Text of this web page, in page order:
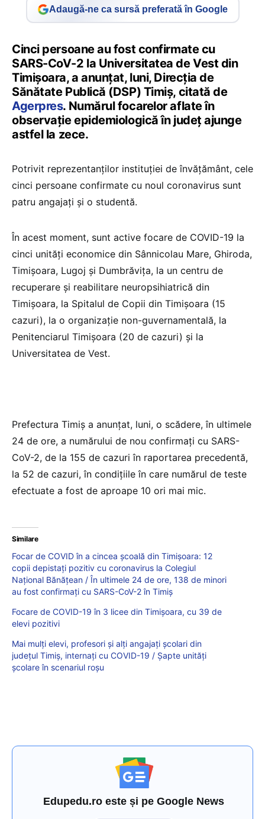
Adaugă-ne ca sursă preferată în Google
Cinci persoane au fost confirmate cu
SARS-CoV-2 la Universitatea de Vest din
Timișoara, a anunţat, luni, Direcţia de
Sănătate Publică (DSP) Timiş, citată de
Agerpres. Numărul focarelor aflate în
observaţie epidemiologică în judeţ ajunge
astfel la zece.
Potrivit reprezentanţilor instituţiei de învăţământ, cele
cinci persoane confirmate cu noul coronavirus sunt
patru angajaţi şi o studentă.
În acest moment, sunt active focare de COVID-19 la
cinci unităţi economice din Sânnicolau Mare, Ghiroda,
Timişoara, Lugoj şi Dumbrăviţa, la un centru de
recuperare şi reabilitare neuropsihiatrică din
Timişoara, la Spitalul de Copii din Timişoara (15
cazuri), la o organizaţie non-guvernamentală, la
Penitenciarul Timişoara (20 de cazuri) şi la
Universitatea de Vest.
Prefectura Timiş a anunţat, luni, o scădere, în ultimele
24 de ore, a numărului de nou confirmaţi cu SARS-
CoV-2, de la 155 de cazuri în raportarea precedentă,
la 52 de cazuri, în condiţiile în care numărul de teste
efectuate a fost de aproape 10 ori mai mic.
Similare
Focar de COVID în a cincea şcoală din Timişoara: 12
copii depistaţi pozitiv cu coronavirus la Colegiul
Naţional Bănăţean / În ultimele 24 de ore, 138 de minori
au fost confirmaţi cu SARS-CoV-2 în Timiş
Focare de COVID-19 în 3 licee din Timișoara, cu 39 de
elevi pozitivi
Mai mulți elevi, profesori şi alți angajați școlari din
județul Timiș, internaţi cu COVID-19 / Șapte unităţi
şcolare în scenariul roşu
Edupedu.ro este și pe Google News